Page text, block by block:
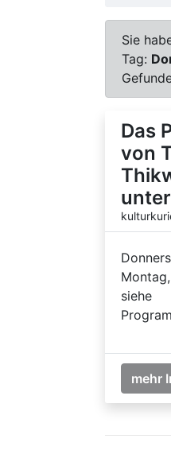
Sie
Tag:
Das
von
unter
siehe
mehr